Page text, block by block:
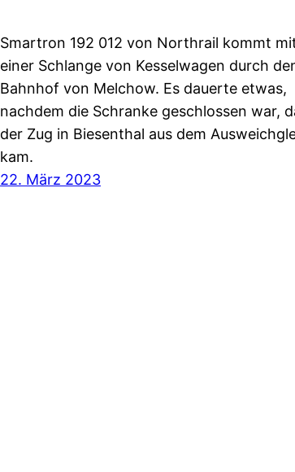
Smartron 192 012 von Northrail kommt
einer Schlange von Kesselwagen durch
Bahnhof von Melchow. Es dauerte etwas,
nachdem die Schranke geschlossen war,
der Zug in Biesenthal aus dem
kam.
22. März 2023